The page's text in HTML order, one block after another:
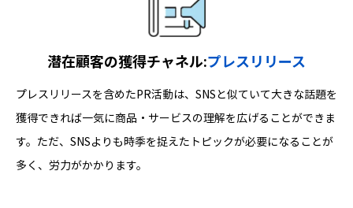
潜在顧客の獲得チャネル:プレスリリース
プレスリリースを含めたPR活動は、SNSと似ていて大きな話題を
獲得できれば一気に商品・サービスの理解を広げることができま
す。ただ、SNSよりも時季を捉えたトピックが必要になることが
多く、労力がかかります。